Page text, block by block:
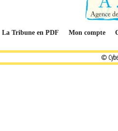
La Tribune en PDF Mon compte
©